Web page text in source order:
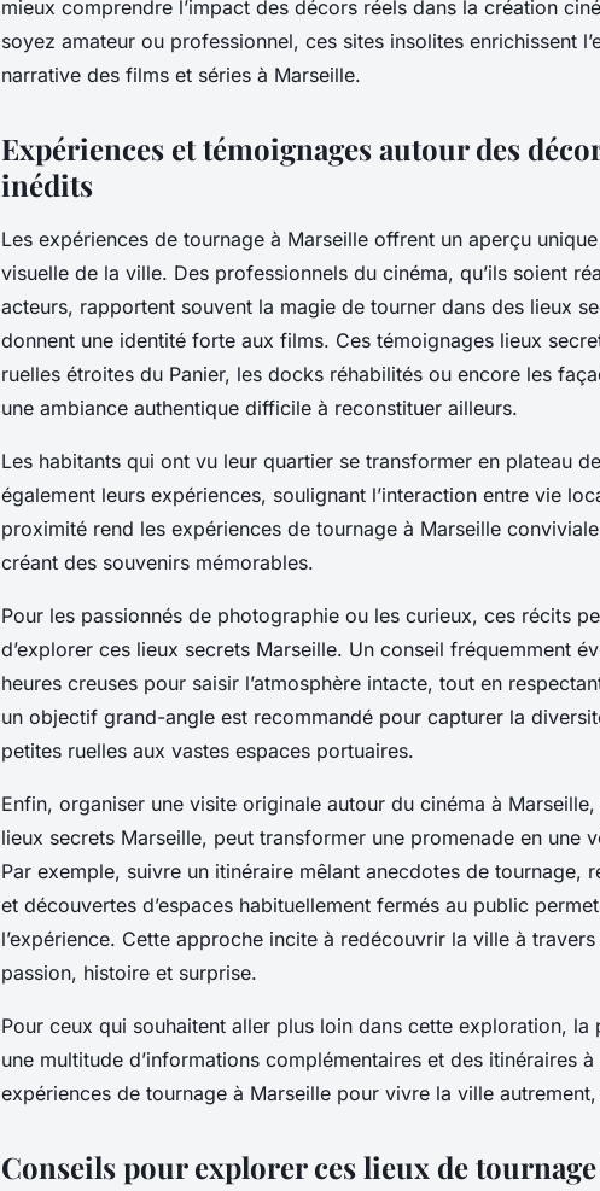
mieux comprendre l’impact des décors réels dans la création
soyez amateur ou professionnel, ces sites insolites enrichissent
narrative des films et séries à Marseille.
Expériences et témoignages autour des
inédits
Les expériences de tournage à Marseille offrent un aperçu
visuelle de la ville. Des professionnels du cinéma, qu’ils soient
acteurs, rapportent souvent la magie de tourner dans des lieux
donnent une identité forte aux films. Ces témoignages lieux
ruelles étroites du Panier, les docks réhabilités ou encore les
une ambiance authentique difficile à reconstituer ailleurs.
Les habitants qui ont vu leur quartier se transformer en plateau
également leurs expériences, soulignant l’interaction entre vie
proximité rend les expériences de tournage à Marseille
créant des souvenirs mémorables.
Pour les passionnés de photographie ou les curieux, ces récits
d’explorer ces lieux secrets Marseille. Un conseil fréquemment
heures creuses pour saisir l’atmosphère intacte, tout en
un objectif grand-angle est recommandé pour capturer la
petites ruelles aux vastes espaces portuaires.
Enfin, organiser une visite originale autour du cinéma à
lieux secrets Marseille, peut transformer une promenade en une
Par exemple, suivre un itinéraire mêlant anecdotes de tournage,
et découvertes d’espaces habituellement fermés au public
l’expérience. Cette approche incite à redécouvrir la ville à
passion, histoire et surprise.
Pour ceux qui souhaitent aller plus loin dans cette exploration, la
une multitude d’informations complémentaires et des itinéraires
expériences de tournage à Marseille pour vivre la ville
Conseils pour explorer ces lieux de